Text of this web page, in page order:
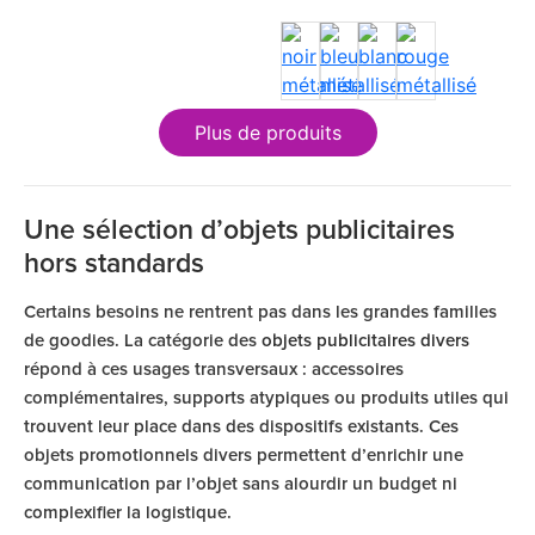
Plus de produits
Une sélection d’objets publicitaires
hors standards
Certains besoins ne rentrent pas dans les grandes familles
de goodies. La catégorie des objets publicitaires divers
répond à ces usages transversaux : accessoires
complémentaires, supports atypiques ou produits utiles qui
trouvent leur place dans des dispositifs existants. Ces
objets promotionnels divers permettent d’enrichir une
communication par l’objet sans alourdir un budget ni
complexifier la logistique.